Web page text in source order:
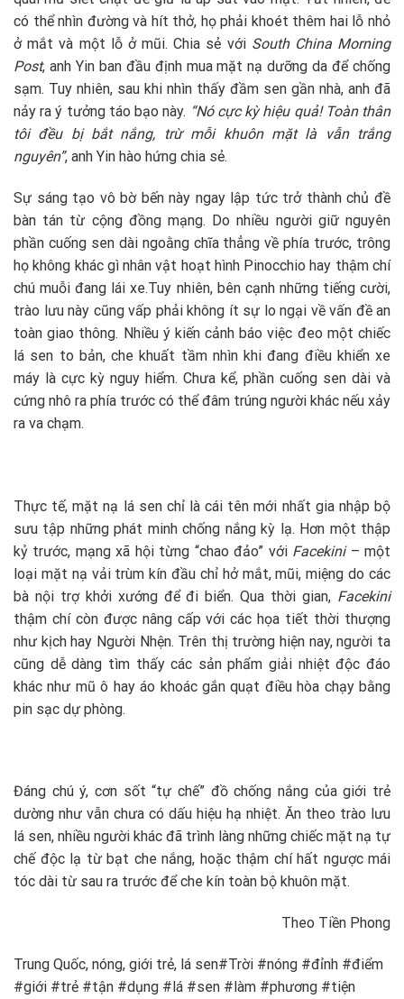
có thể nhìn đường và hít thở, họ phải khoét thêm hai lỗ nhỏ
ở mắt và một lỗ ở mũi. Chia sẻ vớiSouth China Morning
Post, anh Yin ban đầu định mua mặt nạ dưỡng da để chống
sạm. Tuy nhiên, sau khi nhìn thấy đầm sen gần nhà, anh đã
nảy ra ý tưởng táo bạo này. “Nó cực kỳ hiệu quả! Toàn thân
tôi đều bị bắt nắng, trừ mỗi khuôn mặt là vẫn trắng
nguyên”, anh Yin hào hứng chia sẻ.
Sự sáng tạo vô bờ bến này ngay lập tức trở thành chủ đề
bàn tán từ cộng đồng mạng. Do nhiều người giữ nguyên
phần cuống sen dài ngoằng chĩa thẳng về phía trước, trông
họ không khác gì nhân vật hoạt hình Pinocchio hay thậm chí
chú muỗi đang lái xe.Tuy nhiên, bên cạnh những tiếng cười,
trào lưu này cũng vấp phải không ít sự lo ngại về vấn đề an
toàn giao thông. Nhiều ý kiến cảnh báo việc đeo một chiếc
lá sen to bản, che khuất tầm nhìn khi đang điều khiển xe
máy là cực kỳ nguy hiểm. Chưa kể, phần cuống sen dài và
cứng nhô ra phía trước có thể đâm trúng người khác nếu xảy
ra va chạm.
Thực tế, mặt nạ lá sen chỉ là cái tên mới nhất gia nhập bộ
sưu tập những phát minh chống nắng kỳ lạ. Hơn một thập
kỷ trước, mạng xã hội từng “chao đảo” với Facekini – một
loại mặt nạ vải trùm kín đầu chỉ hở mắt, mũi, miệng do các
bà nội trợ khởi xướng để đi biển. Qua thời gian, Facekini
thậm chí còn được nâng cấp với các họa tiết thời thượng
như kịch hay Người Nhện. Trên thị trường hiện nay, người ta
cũng dễ dàng tìm thấy các sản phẩm giải nhiệt độc đáo
khác như mũ ô hay áo khoác gắn quạt điều hòa chạy bằng
pin sạc dự phòng.
Đáng chú ý, cơn sốt “tự chế” đồ chống nắng của giới trẻ
dường như vẫn chưa có dấu hiệu hạ nhiệt. Ăn theo trào lưu
lá sen, nhiều người khác đã trình làng những chiếc mặt nạ tự
chế độc lạ từ bạt che nắng, hoặc thậm chí hất ngược mái
tóc dài từ sau ra trước để che kín toàn bộ khuôn mặt.
Theo Tiền Phong
Trung Quốc, nóng, giới trẻ, lá sen#Trời #nóng #đỉnh #điểm
#giới #trẻ #tận #dụng #lá #sen #làm #phương #tiện